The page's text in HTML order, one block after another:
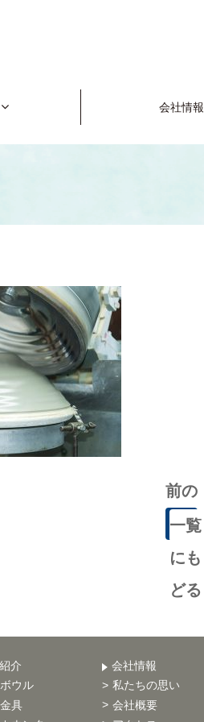
会社情報
前の
記事
一覧
にも
どる
介
ウル
具
会社情報
私たちの思い
会社概要